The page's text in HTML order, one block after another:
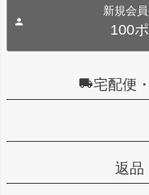
新規会
100
宅配便
返